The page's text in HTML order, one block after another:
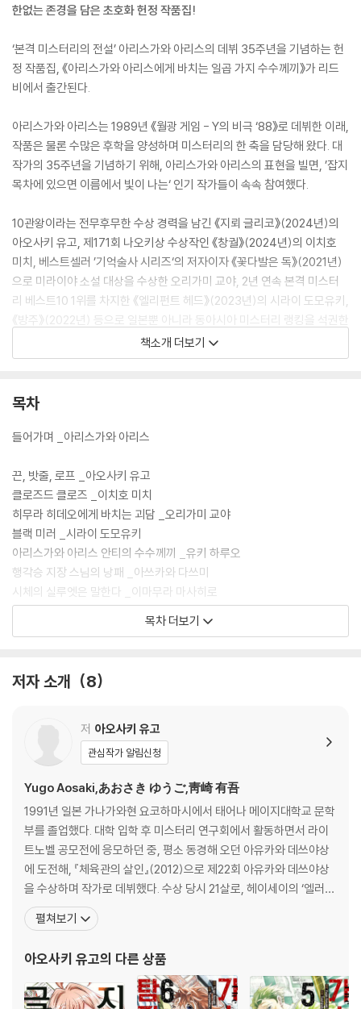
한없는 존경을 담은 초호화 헌정 작품집!
‘본격 미스터리의 전설’ 아리스가와 아리스의 데뷔 35주년을 기념하는 헌
정 작품집, 《아리스가와 아리스에게 바치는 일곱 가지 수수께끼》가 리드
비에서 출간된다.
아리스가와 아리스는 1989년 《월광 게임 - Y의 비극 ‘88》로 데뷔한 이래,
작품은 물론 수많은 후학을 양성하며 미스터리의 한 축을 담당해 왔다. 대
작가의 35주년을 기념하기 위해, 아리스가와 아리스의 표현을 빌면, ’잡지
목차에 있으면 이름에서 빛이 나는‘ 인기 작가들이 속속 참여했다.
10관왕이라는 전무후무한 수상 경력을 남긴 《지뢰 글리코》(2024년)의
아오사키 유고, 제171회 나오키상 수상작인 《창궐》(2024년)의 이치호
미치, 베스트셀러 ’기억술사 시리즈‘의 저자이자 《꽃다발은 독》(2021년)
으로 미라이야 소설 대상을 수상한 오리가미 교야, 2년 연속 본격 미스터
리 베스트10 1위를 차지한 《엘리펀트 헤드》(2023년)의 시라이 도모유키,
《방주》(2022년) 등으로 일본뿐 아니라 동아시아 미스터리 랭킹을 석권한
유키 하루오, 본격 미스터리의 경계를 자유롭게 넘나들며 평론가로도 활동
하고 있는 《투명인간은 밀실에 숨는다》(2021년)의 아쓰카와 다쓰미, 《시
한 이마무라 마사히로까지. (이상 작품 게재순)
“이 기획 자체나 멤버 이름을 들었을 때보다 더 놀란 것은 완성된 작품을
직접 작품 해설을 맡은 아리스가와 아리스의 강렬한 찬사처럼, 《아리스가
와 아리스에게 바치는 일곱 가지 수수께끼》는 참여 작가들의 자존심과 기
예 그리고 존경마저 담긴 놀라운 완성도의 작품집이다.
책소개 더보기
목차
들어가며 _아리스가와 아리스
끈, 밧줄, 로프 _아오사키 유고
클로즈드 클로즈 _이치호 미치
히무라 히데오에게 바치는 괴담 _오리가미 교야
블랙 미러 _시라이 도모유키
아리스가와 아리스 안티의 수수께끼 _유키 하루오
행각승 지장 스님의 낭패 _아쓰카와 다쓰미
시체의 실루엣은 말한다 _이마무라 마사히로
목차 더보기
저자 소개 8
저 아오사키 유고
관심작가 알림신청
Yugo Aosaki,あおさき ゆうご,靑崎 有吾
1991년 일본 가나가와현 요코하마시에서 태어나 메이지대학교 문학
부를 졸업했다. 대학 입학 후 미스터리 연구회에서 활동하면서 라이
트노벨 공모전에 응모하던 중, 평소 동경해 오던 아유카와 데쓰야상
에 도전해, 『체육관의 살인』(2012)으로 제22회 아유카와 데쓰야상
을 수상하며 작가로 데뷔했다. 수상 당시 21살로, 헤이세이의 ‘엘러리
퀸’이라 불리며 역대 최연소 수상 기록을 세웠다. 『체육관의 살인』으
로 시작된 ‘우라조메 덴마 시리즈’는 이후 『수족관의 살인』, 『가제가
라이트노벨과 ‘엘러리 퀸’ 스타일의 본
펼쳐보기
아오사키 유고의 다른 상품